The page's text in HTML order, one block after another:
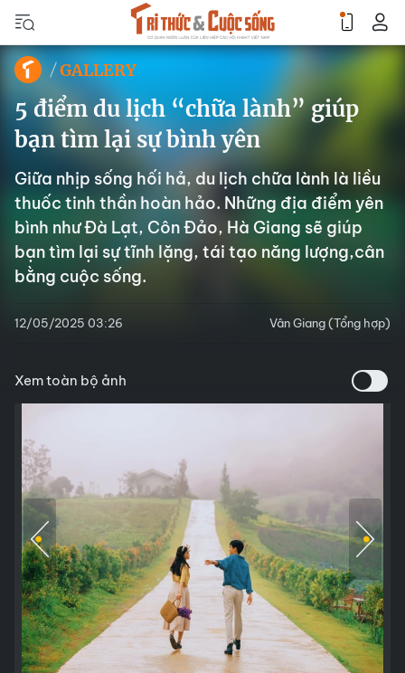
GALLERY
5 điểm du lịch “chữa lành” giúp
bạn tìm lại sự bình yên
Giữa nhịp sống hối hả, du lịch chữa lành là liều
thuốc tinh thần hoàn hảo. Những địa điểm yên
bình như Đà Lạt, Côn Đảo, Hà Giang sẽ giúp
bạn tìm lại sự tĩnh lặng, tái tạo năng lượng,cân
bằng cuộc sống.
12/05/2025 03:26 Vân Giang (Tổng hợp)
Xem toàn bộ ảnh